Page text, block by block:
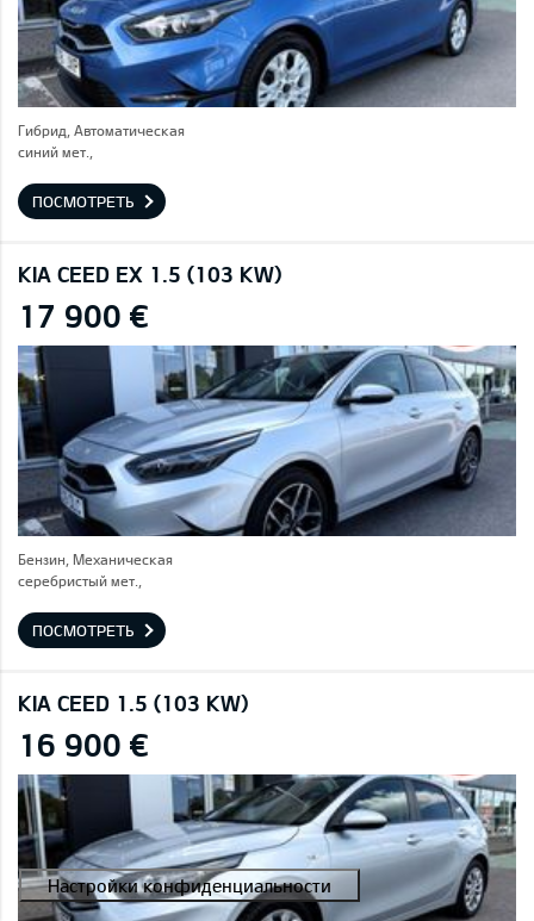
Гибрид, Автоматическая
синий мет.,
ПОСМОТРЕТЬ
KIA CEED EX 1.5 (103 KW)
17 900 €
Бензин, Механическая
серебристый мет.,
ПОСМОТРЕТЬ
KIA CEED 1.5 (103 KW)
16 900 €